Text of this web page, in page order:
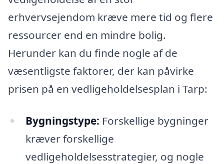
erhvervsejendom kræve mere tid og flere
ressourcer end en mindre bolig.
Herunder kan du finde nogle af de
væsentligste faktorer, der kan påvirke
prisen på en vedligeholdelsesplan i Tarp:
Bygningstype: Forskellige bygninger
kræver forskellige
vedligeholdelsesstrategier, og nogle